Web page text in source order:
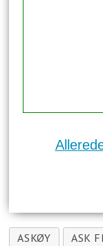
ASKØY ASK